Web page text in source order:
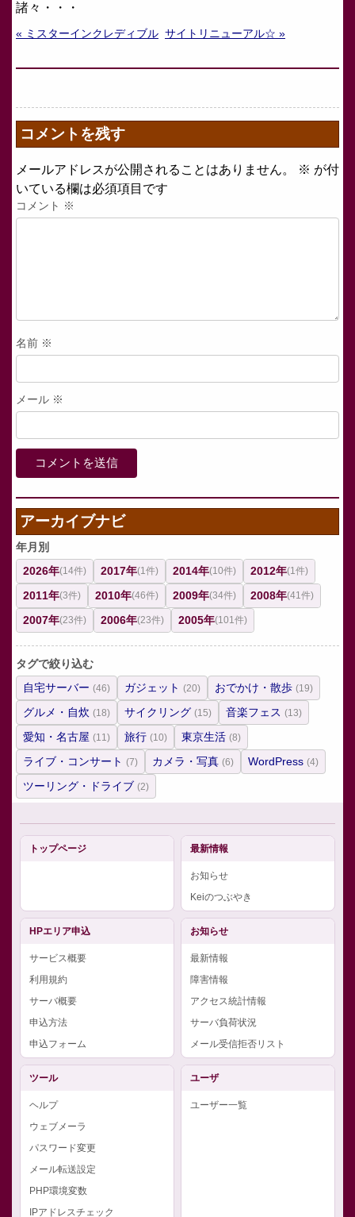
諸々・・・
« ミスターインクレディブル サイトリニューアル☆ »
コメントを残す
メールアドレスが公開されることはありません。 ※ が付
いている欄は必須項目です
コメント ※
名前 ※
メール ※
アーカイブナビ
年月別
2026年(14件) 2017年(1件) 2014年(10件) 2012年(1件)
2011年(3件) 2010年(46件) 2009年(34件) 2008年(41件)
2007年(23件) 2006年(23件) 2005年(101件)
タグで絞り込む
自宅サーバー (46) ガジェット (20) おでかけ・散歩 (19)
グルメ・自炊 (18) サイクリング (15) 音楽フェス (13)
愛知・名古屋 (11) 旅行 (10) 東京生活 (8)
ライブ・コンサート (7) カメラ・写真 (6) WordPress (4)
ツーリング・ドライブ (2)
トップページ 最新情報
お知らせ
Keiのつぶやき
HPエリア申込
サービス概要
利用規約
サーバ概要
申込方法
申込フォーム
お知らせ
最新情報
障害情報
アクセス統計情報
サーバ負荷状況
メール受信拒否リスト
ツール
ヘルプ
ウェブメーラ
パスワード変更
メール転送設定
PHP環境変数
IPアドレスチェック
ユーザ
ユーザー一覧